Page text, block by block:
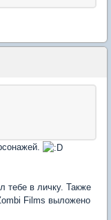
тебе в личку. Также
Films выложено